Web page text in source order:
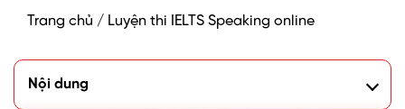
Trang chủ / Luyện thi IELTS Speaking online
Nội dung